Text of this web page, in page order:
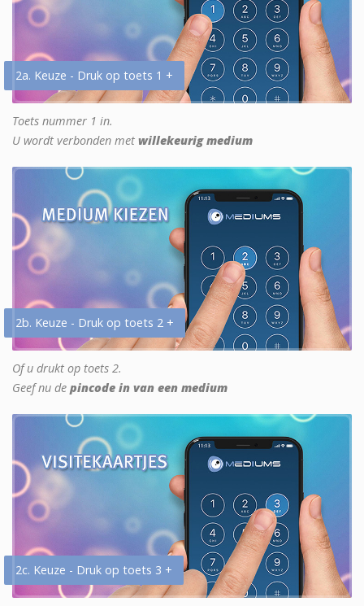
2a. Keuze - Druk op toets 1 +
Toets nummer 1 in.
U wordt verbonden met willekeurig medium
2b. Keuze - Druk op toets 2 +
Of u drukt op toets 2.
Geef nu de pincode in van een medium
2c. Keuze - Druk op toets 3 +